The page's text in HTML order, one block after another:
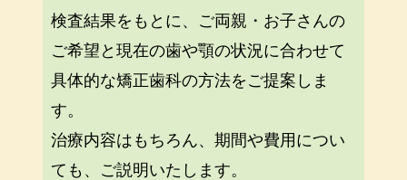
検査結果をもとに、ご両親・お子さんの
ご希望と現在の歯や顎の状況に合わせて
具体的な矯正歯科の方法をご提案しま
す。
治療内容はもちろん、期間や費用につい
ても、ご説明いたします。